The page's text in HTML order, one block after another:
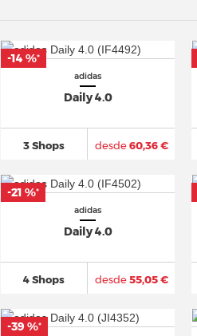
adidas
Daily 4.0
3 Shops desde60,36 €
-14 %*
adidas
Daily 4.0
4 Shops desde55,05 €
-21 %*
-39 %*